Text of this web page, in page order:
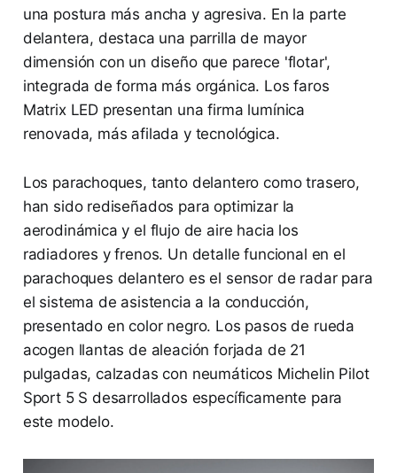
una postura más ancha y agresiva. En la parte
delantera, destaca una parrilla de mayor
dimensión con un diseño que parece 'flotar',
integrada de forma más orgánica. Los faros
Matrix LED presentan una firma lumínica
renovada, más afilada y tecnológica.
Los parachoques, tanto delantero como trasero,
han sido rediseñados para optimizar la
aerodinámica y el flujo de aire hacia los
radiadores y frenos. Un detalle funcional en el
parachoques delantero es el sensor de radar para
el sistema de asistencia a la conducción,
presentado en color negro. Los pasos de rueda
acogen llantas de aleación forjada de 21
pulgadas, calzadas con neumáticos Michelin Pilot
Sport 5 S desarrollados específicamente para
este modelo.